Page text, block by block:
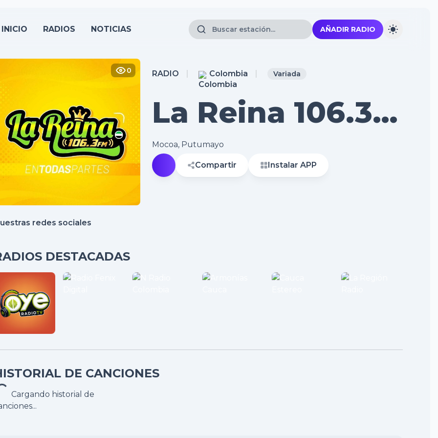
INICIO RADIOS NOTICIAS AÑADIR RADIO
RADIO Colombia Variada
La Reina 106.3
FM
0
Mocoa, Putumayo
Compartir Instalar APP
redes sociales
DESTACADAS
DE CANCIONES
Cargando historial de